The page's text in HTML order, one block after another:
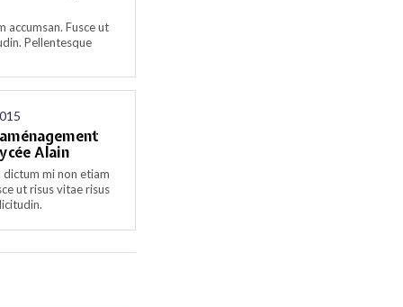
accumsan. Fusce ut
Pellentesque
Alain
dictum mi non etiam
ut risus vitae risus